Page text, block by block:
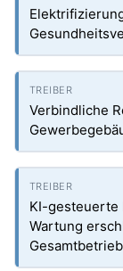
Verbindliche
KI-gesteuerte
Wartung